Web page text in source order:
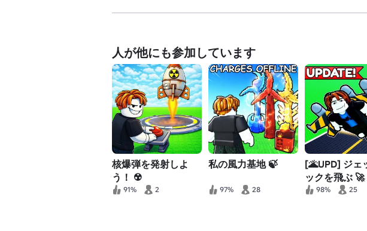
人が他にも参加しています
核爆弾を発射しよ
う！ ☢️
91% 2
私の風力基地 🍃
97% 28
[🌋UPD] ジェ
ックを飛ぶ 🚀
98% 25